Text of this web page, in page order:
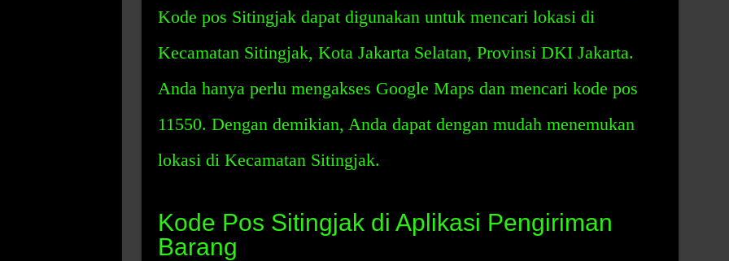
Kode pos Sitingjak dapat digunakan untuk mencari lokasi di
Kecamatan Sitingjak, Kota Jakarta Selatan, Provinsi DKI Jakarta.
Anda hanya perlu mengakses Google Maps dan mencari kode pos
11550. Dengan demikian, Anda dapat dengan mudah menemukan
lokasi di Kecamatan Sitingjak.
Kode Pos Sitingjak di Aplikasi Pengiriman
Barang